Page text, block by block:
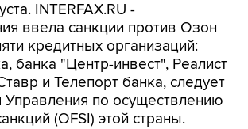
INTERFAX.RU -
ввела санкции против Озон
кредитных организаций:
банка "Центр-инвест", Реалист
и Телепорт банка, следует
по осуществлению
(OFSI) этой страны.